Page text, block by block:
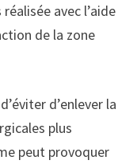
avec l’aide
de la zone
d’enlever la
plus
peut provoquer